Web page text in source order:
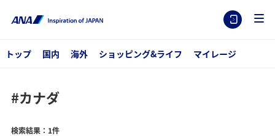
トップ 国内 海外 ショッピング&ライフ マイレージ
#カナダ
検索結果：1件